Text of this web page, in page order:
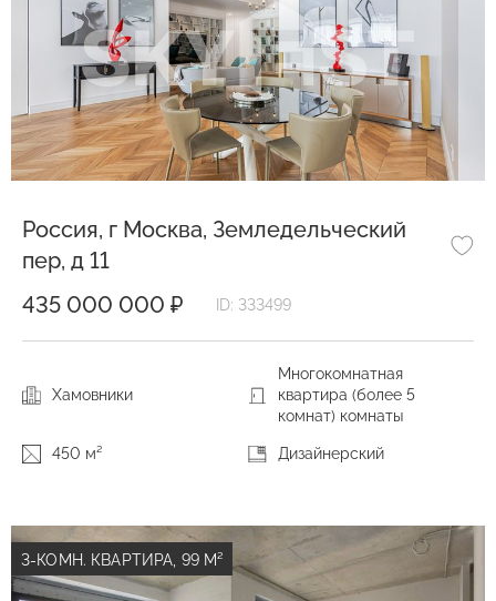
Россия, г Москва, Земледельческий
пер, д 11
435 000 000 ₽
ID: 333499
Хамовники
Многокомнатная
квартира (более 5
комнат) комнаты
450 м² Дизайнерский
3-КОМН. КВАРТИРА, 99 М²